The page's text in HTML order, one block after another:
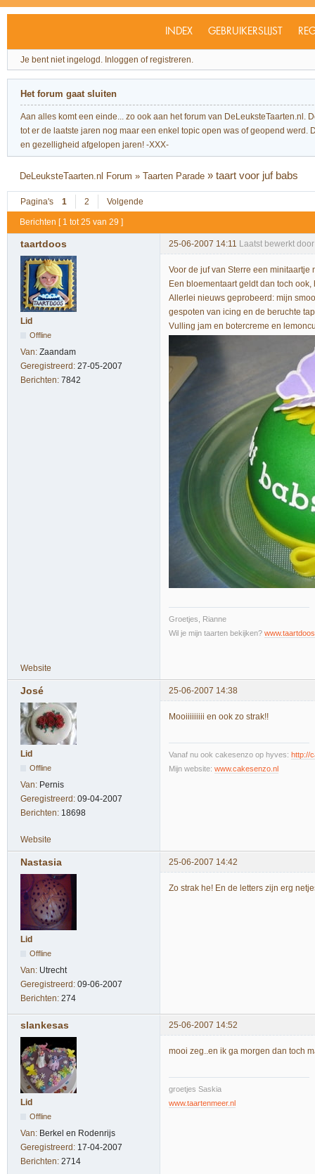
INDEX GEBRUIKERSLIJST
Je bent niet ingelogd. Inloggen of registreren.
Het forum gaat sluiten
Aan alles komt een einde... zo ook aan het forum van
tot er de laatste jaren nog maar een enkel topic open was of geopend
en gezelligheid afgelopen jaren! -XXX-
DeLeuksteTaarten.nl Forum »Taarten Parade »taart voor juf babs
Pagina's 1 2 Volgende
Berichten [ 1 tot 25 van 29 ]
taartdoos 25-06-2007 14:11 Laatst bewerkt
Lid
Offline
Van: Zaandam
Geregistreerd: 27-05-2007
Berichten: 7842
Voor de juf van Sterre een
Een bloementaart geldt dan toch ook,
Allerlei nieuws geprobeerd: mijn
gespoten van icing en de beruchte
Vulling jam en botercreme en
Groetjes, Rianne
Wil je mijn taarten bekijken?
Website
José 25-06-2007 14:38
Lid
Offline
Van: Pernis
Geregistreerd: 09-04-2007
Berichten: 18698
Mooiiiiiiiii en ook zo strak!!
Vanaf nu ook cakesenzo op hyves: http://
Mijn website: www.cakesenzo.nl
Website
Nastasia 25-06-2007 14:42
Lid
Offline
Van: Utrecht
Geregistreerd: 09-06-2007
Berichten: 274
Zo strak he! En de letters zijn erg
slankesas 25-06-2007 14:52
Lid
Offline
Van: Berkel en Rodenrijs
Geregistreerd: 17-04-2007
Berichten: 2714
mooi zeg..en ik ga morgen dan toch
groetjes Saskia
www.taartenmeer.nl